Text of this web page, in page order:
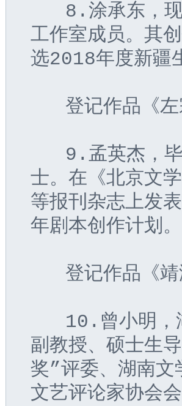
8.涂承东，现
工作室成员。其
选2018年度新疆
登记作品《左
9.孟英杰，毕
士。在《北京文
等报刊杂志上发
年剧本创作计划。
登记作品《靖
10.曾小明，湖
副教授、硕士生
奖”评委、湖南文
文艺评论家协会